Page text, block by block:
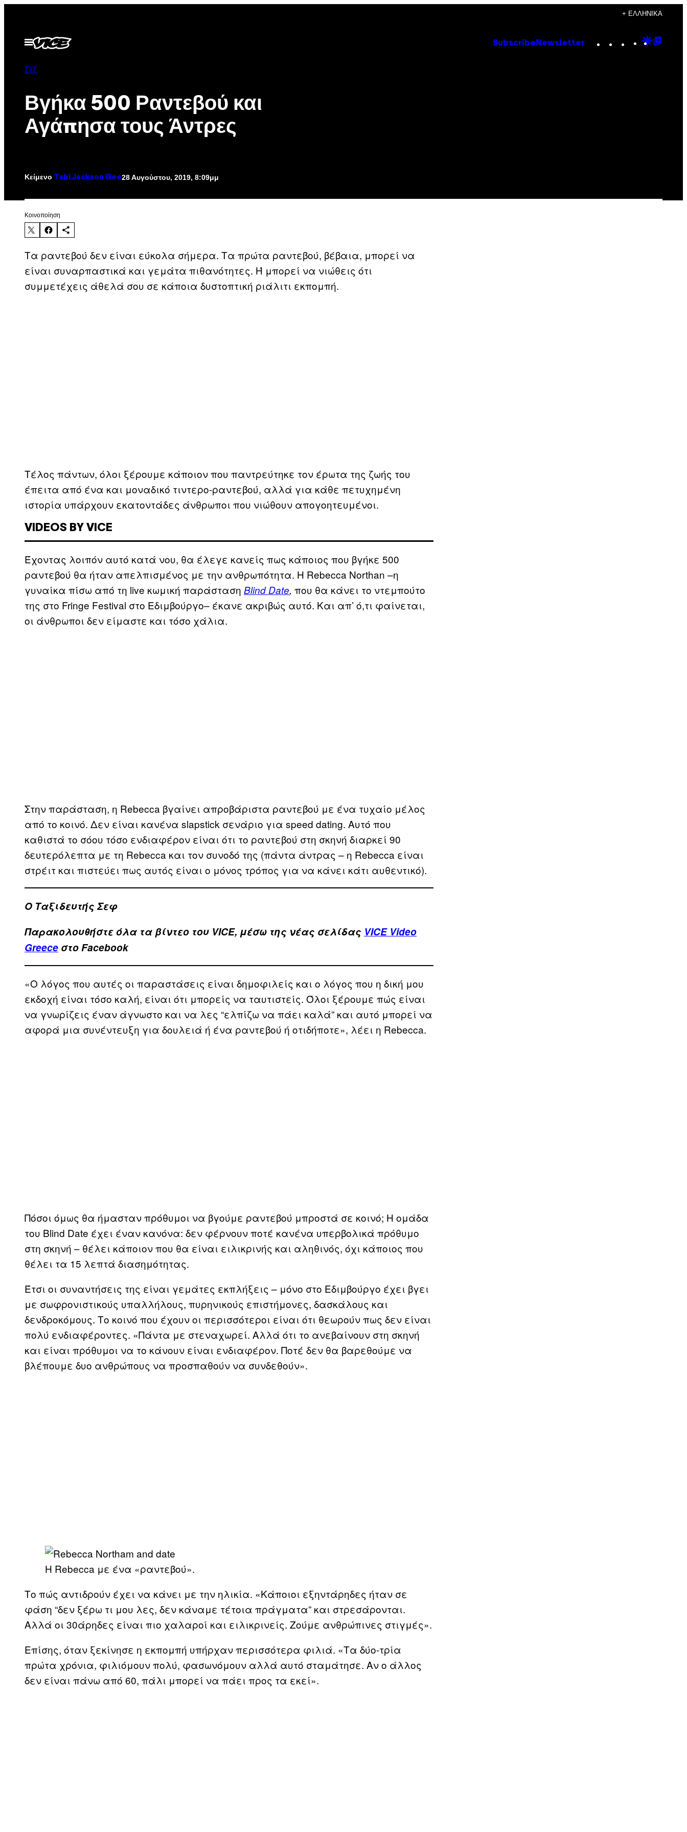
περιεχόμενο
+ ΕΛΛΗΝΙΚΆ
Ανοίξτε
το
Subscribe Newsletter Instagram
TikTok
YouTube
Google
Σεξ
Βγήκα 500 Ραντεβού και
Αγάπησα τους Άντρες
Κείμενο Tabi Jackson Gee28 Αυγούστου, 2019, 8:09μμ
Kοινοποίηση
Τα ραντεβού δεν είναι εύκολα σήμερα. Τα πρώτα ραντεβού, βέβαια, μπορεί να
είναι συναρπαστικά και γεμάτα πιθανότητες. Ή μπορεί να νιώθεις ότι
συμμετέχεις άθελά σου σε κάποια δυστοπτική ριάλιτι εκπομπή.
Τέλος πάντων, όλοι ξέρουμε κάποιον που παντρεύτηκε τον έρωτα της ζωής του
έπειτα από ένα και μοναδικό τιντερο-ραντεβού, αλλά για κάθε πετυχημένη
ιστορία υπάρχουν εκατοντάδες άνθρωποι που νιώθουν απογοητευμένοι.
VIDEOS BY VICE
Έχοντας λοιπόν αυτό κατά νου, θα έλεγε κανείς πως κάποιος που βγήκε 500
ραντεβού θα ήταν απελπισμένος με την ανθρωπότητα. Η Rebecca Northan –η
γυναίκα πίσω από τη live κωμική παράσταση Blind Date, που θα κάνει το ντεμπούτο
της στο Fringe Festival στο Εδιμβούργο– έκανε ακριβώς αυτό. Και απ’ ό,τι φαίνεται,
οι άνθρωποι δεν είμαστε και τόσο χάλια.
Στην παράσταση, η Rebecca βγαίνει απροβάριστα ραντεβού με ένα τυχαίο μέλος
από το κοινό. Δεν είναι κανένα slapstick σενάριο για speed dating. Αυτό που
καθιστά το σόου τόσο ενδιαφέρον είναι ότι το ραντεβού στη σκηνή διαρκεί 90
δευτερόλεπτα με τη Rebecca και τον συνοδό της (πάντα άντρας – η Rebecca είναι
στρέιτ και πιστεύει πως αυτός είναι ο μόνος τρόπος για να κάνει κάτι αυθεντικό).
Ο Ταξιδευτής Σεφ
Παρακολουθήστε όλα τα βίντεo του VICE, μέσω της νέας σελίδας VICE Video
Greece στο Facebook
«Ο λόγος που αυτές οι παραστάσεις είναι δημοφιλείς και ο λόγος που η δική μου
εκδοχή είναι τόσο καλή, είναι ότι μπορείς να ταυτιστείς. Όλοι ξέρουμε πώς είναι
να γνωρίζεις έναν άγνωστο και να λες “ελπίζω να πάει καλά” και αυτό μπορεί να
αφορά μια συνέντευξη για δουλειά ή ένα ραντεβού ή οτιδήποτε», λέει η Rebecca.
Πόσοι όμως θα ήμασταν πρόθυμοι να βγούμε ραντεβού μπροστά σε κοινό; Η ομάδα
του Blind Date έχει έναν κανόνα: δεν φέρνουν ποτέ κανένα υπερβολικά πρόθυμο
στη σκηνή – θέλει κάποιον που θα είναι ειλικρινής και αληθινός, όχι κάποιος που
θέλει τα 15 λεπτά διασημότητας.
Έτσι οι συναντήσεις της είναι γεμάτες εκπλήξεις – μόνο στο Εδιμβούργο έχει βγει
με σωφρονιστικούς υπαλλήλους, πυρηνικούς επιστήμονες, δασκάλους και
δενδροκόμους. Το κοινό που έχουν οι περισσότεροι είναι ότι θεωρούν πως δεν είναι
πολύ ενδιαφέροντες. «Πάντα με στεναχωρεί. Αλλά ότι το ανεβαίνουν στη σκηνή
και είναι πρόθυμοι να το κάνουν είναι ενδιαφέρον. Ποτέ δεν θα βαρεθούμε να
βλέπουμε δυο ανθρώπους να προσπαθούν να συνδεθούν».
Η Rebecca με ένα «ραντεβού».
Το πώς αντιδρούν έχει να κάνει με την ηλικία. «Κάποιοι εξηντάρηδες ήταν σε
φάση “δεν ξέρω τι μου λες, δεν κάναμε τέτοια πράγματα” και στρεσάρονται.
Αλλά οι 30άρηδες είναι πιο χαλαροί και ειλικρινείς. Ζούμε ανθρώπινες στιγμές».
Επίσης, όταν ξεκίνησε η εκπομπή υπήρχαν περισσότερα φιλιά. «Τα δύο-τρία
πρώτα χρόνια, φιλιόμουν πολύ, φασωνόμουν αλλά αυτό σταμάτησε. Αν ο άλλος
δεν είναι πάνω από 60, πάλι μπορεί να πάει προς τα εκεί».